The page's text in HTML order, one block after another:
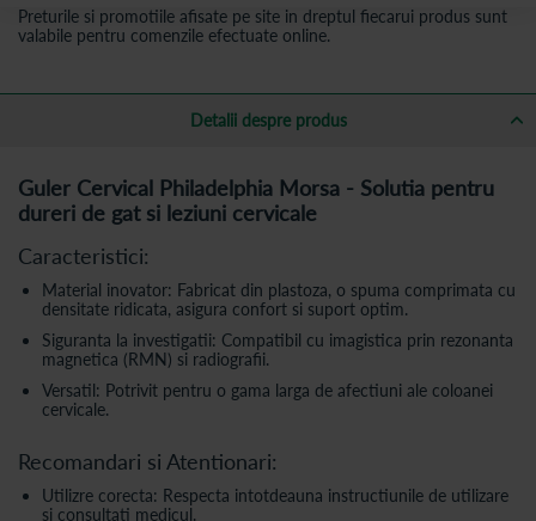
Preturile si promotiile afisate pe site in dreptul fiecarui produs sunt
valabile pentru comenzile efectuate online.
Detalii despre produs
Guler Cervical Philadelphia Morsa - Solutia pentru
dureri de gat si leziuni cervicale
Caracteristici:
Material inovator: Fabricat din plastoza, o spuma comprimata cu
densitate ridicata, asigura confort si suport optim.
Siguranta la investigatii: Compatibil cu imagistica prin rezonanta
magnetica (RMN) si radiografii.
Versatil: Potrivit pentru o gama larga de afectiuni ale coloanei
cervicale.
Recomandari si Atentionari:
Utilizre corecta: Respecta intotdeauna instructiunile de utilizare
si consultati medicul.